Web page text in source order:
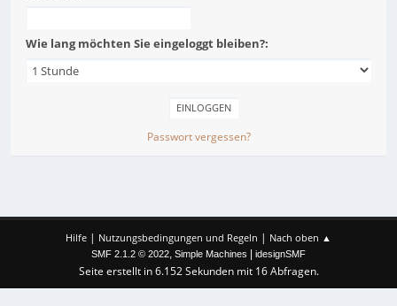
Wie lang möchten Sie eingeloggt bleiben?:
Passwort vergessen?
Hilfe | Nutzungsbedingungen und Regeln | Nach oben ▲
SMF 2.1.2 © 2022, Simple Machines idesignSMF
Seite erstellt in 6.152 Sekunden mit 16 Abfragen.